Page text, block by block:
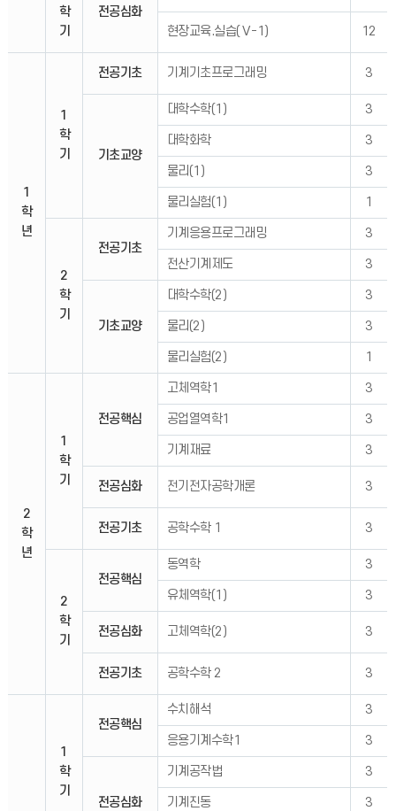
학
기
전공심화
현장교육.실습(Ⅴ-1) 12
1
학
년
1
학
기
전공기초 기계기초프로그래밍 3
기초교양
대학수학(1) 3
대학화학 3
물리(1) 3
물리실험(1) 1
2
학
기
전공기초
기계응용프로그래밍 3
전산기계제도 3
기초교양
대학수학(2) 3
물리(2) 3
물리실험(2) 1
2
학
년
1
학
기
전공핵심
고체역학1 3
공업열역학1 3
기계재료 3
전공심화 전기전자공학개론 3
전공기초 공학수학 1 3
2
학
기
전공핵심
동역학 3
유체역학(1) 3
전공심화 고체역학(2) 3
전공기초 공학수학 2 3
1
학
기
전공핵심
수치해석 3
응용기계수학1 3
전공심화
기계공작법 3
기계진동 3